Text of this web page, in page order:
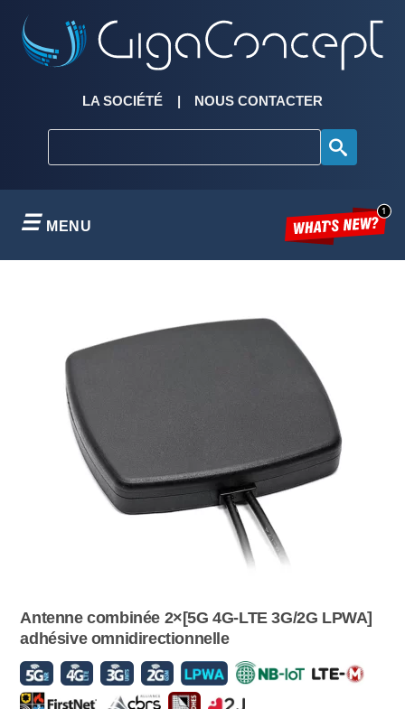
content
LA SOCIÉTÉ NOUS CONTACTER
MENU
Antenne combinée 2×[5G 4G-LTE 3G/2G LPWA]
adhésive omnidirectionnelle